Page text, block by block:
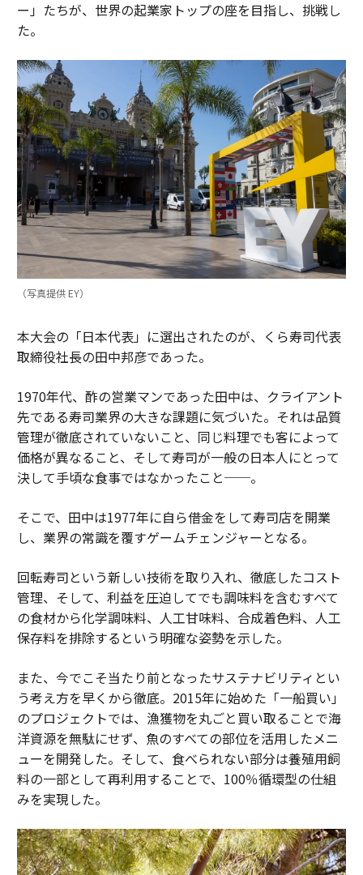
ー」たちが、世界の起業家トップの座を目指し、挑戦し
た。
（写真提供 EY）
本大会の「日本代表」に選出されたのが、くら寿司代表
取締役社長の田中邦彦であった。
1970年代、酢の営業マンであった田中は、クライアント
先である寿司業界の大きな課題に気づいた。それは品質
管理が徹底されていないこと、同じ料理でも客によって
価格が異なること、そして寿司が一般の日本人にとって
決して手頃な食事ではなかったこと──。
そこで、田中は1977年に自ら借金をして寿司店を開業
し、業界の常識を覆すゲームチェンジャーとなる。
回転寿司という新しい技術を取り入れ、徹底したコスト
管理、そして、利益を圧迫してでも調味料を含むすべて
の食材から化学調味料、人工甘味料、合成着色料、人工
保存料を排除するという明確な姿勢を示した。
また、今でこそ当たり前となったサステナビリティとい
う考え方を早くから徹底。2015年に始めた「一船買い」
のプロジェクトでは、漁獲物を丸ごと買い取ることで海
洋資源を無駄にせず、魚のすべての部位を活用したメニ
ューを開発した。そして、食べられない部分は養殖用飼
料の一部として再利用することで、100％循環型の仕組
みを実現した。